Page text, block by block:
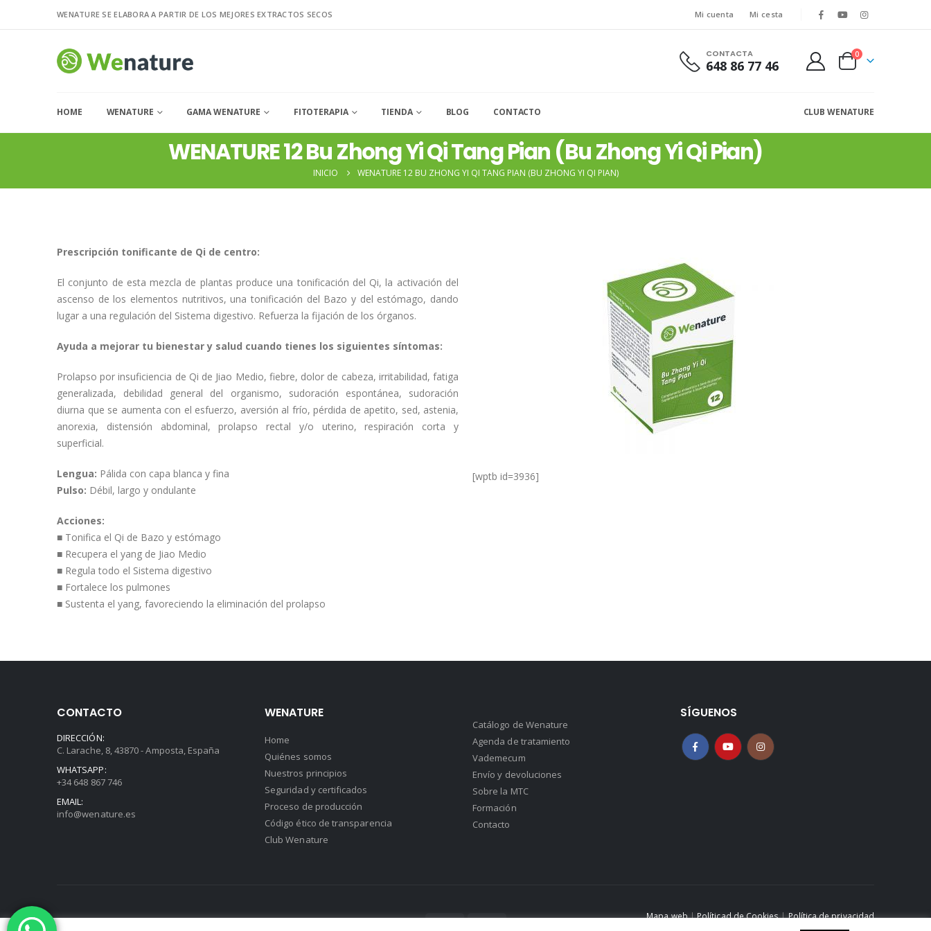
WENATURE SE ELABORA A PARTIR DE LOS MEJORES EXTRACTOS SECOS Mi cuenta Mi cesta
CONTACTA
648 86 77 46
0
HOME WENATURE GAMA WENATURE FITOTERAPIA TIENDA BLOG CONTACTO CLUB WENATURE
WENATURE 12 Bu Zhong Yi Qi Tang Pian (Bu Zhong Yi Qi Pian)
INICIO WENATURE 12 BU ZHONG YI QI TANG PIAN (BU ZHONG YI QI PIAN)
Prescripción tonificante de Qi de centro:
El conjunto de esta mezcla de plantas produce una tonificación del Qi, la activación del
ascenso de los elementos nutritivos, una tonificación del Bazo y del estómago, dando
lugar a una regulación del Sistema digestivo. Refuerza la fijación de los órganos.
Ayuda a mejorar tu bienestar y salud cuando tienes los siguientes síntomas:
Prolapso por insuficiencia de Qi de Jiao Medio, fiebre, dolor de cabeza, irritabilidad, fatiga
generalizada, debilidad general del organismo, sudoración espontánea, sudoración
diurna que se aumenta con el esfuerzo, aversión al frío, pérdida de apetito, sed, astenia,
anorexia, distensión abdominal, prolapso rectal y/o uterino, respiración corta y
superficial.
Lengua: Pálida con capa blanca y fina
Pulso: Débil, largo y ondulante
Acciones:
■ Tonifica el Qi de Bazo y estómago
■ Recupera el yang de Jiao Medio
■ Regula todo el Sistema digestivo
■ Fortalece los pulmones
■ Sustenta el yang, favoreciendo la eliminación del prolapso
[wptb id=3936]
CONTACTO
DIRECCIÓN:
C. Larache, 8, 43870 - Amposta, España
WHATSAPP:
+34 648 867 746
EMAIL:
info@wenature.es
WENATURE
Home
Quiénes somos
Nuestros principios
Seguridad y certificados
Proceso de producción
Código ético de transparencia
Club Wenature
Catálogo de Wenature
Agenda de tratamiento
Vademecum
Envío y devoluciones
Sobre la MTC
Formación
Contacto
SÍGUENOS
Mapa web|Políticad de Cookies|Política de privacidad